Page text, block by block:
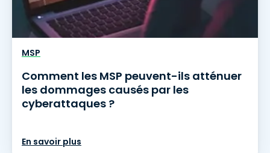
MSP
Comment les MSP peuvent-ils atténuer
les dommages causés par les
cyberattaques ?
En savoir plus